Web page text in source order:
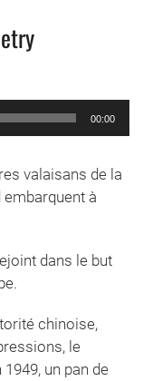
00:00
valaisans de la
embarquent à
dans le but
chinoise,
le
un pan de